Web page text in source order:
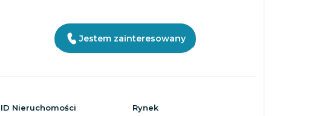
Jestem zainteresowany
ID Nieruchomości
Rynek